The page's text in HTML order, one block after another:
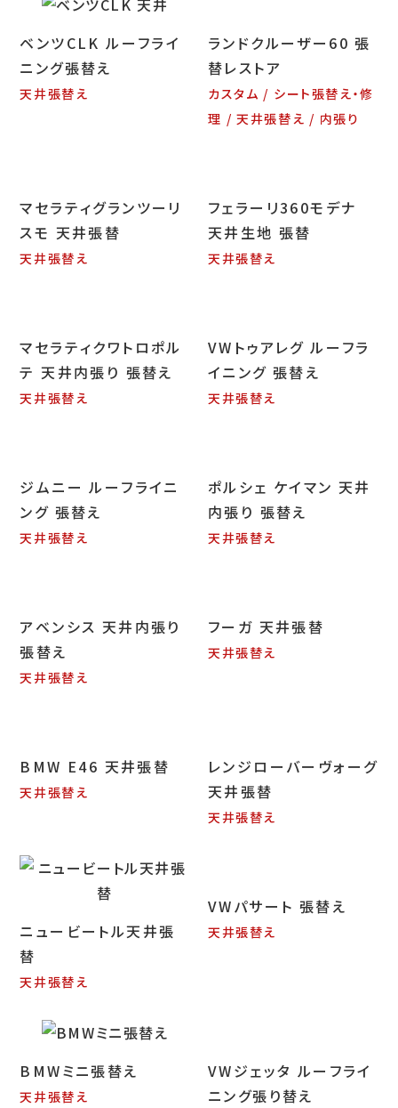
LINEお見積り
ベンツCLK ルーフライ
ニング張替え
天井張替え
ランドクルーザー60 張
替レストア
カスタム
シート張替え・修
理
天井張替え 内張り
マセラティグランツーリ
スモ 天井張替
天井張替え
フェラーリ360モデナ
天井生地 張替
天井張替え
マセラティクワトロポル
テ 天井内張り 張替え
天井張替え
VWトゥアレグ ルーフラ
イニング 張替え
天井張替え
ジムニー ルーフライニ
ング 張替え
天井張替え
ポルシェ ケイマン 天井
内張り 張替え
天井張替え
アベンシス 天井内張り
張替え
天井張替え
フーガ 天井張替
天井張替え
BMW E46 天井張替
天井張替え
レンジローバーヴォーグ
天井張替
天井張替え
ニュービートル天井張
替
天井張替え
VWパサート 張替え
天井張替え
BMWミニ張替え
天井張替え
VWジェッタ ルーフライ
ニング張り替え